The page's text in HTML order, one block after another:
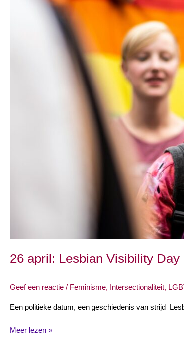
26 april: Lesbian Visibility Day
Geef een reactie / Feminisme, Intersectionaliteit,
Een politieke datum, een geschiedenis van strijd
Meer lezen »